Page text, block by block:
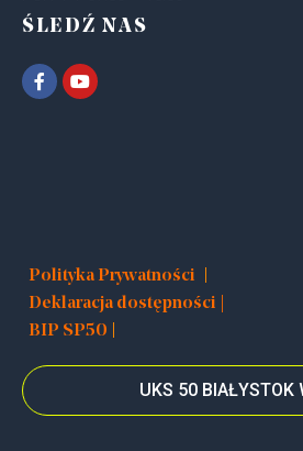
ŚLEDŹ NAS
Polityka Prywatności |
Deklaracja dostępności |
BIP SP50 |
UKS 50 BIAŁYSTOK